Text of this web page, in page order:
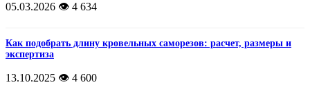
05.03.2026 👁️ 4 634
Как подобрать длину кровельных саморезов: расчет, размеры и
экспертиза
13.10.2025 👁️ 4 600